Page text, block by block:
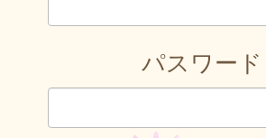
パスワード